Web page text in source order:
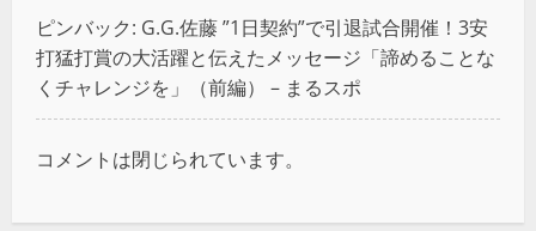
ピンバック: G.G.佐藤 ”1日契約”で引退試合開催！3安
打猛打賞の大活躍と伝えたメッセージ「諦めることな
くチャレンジを」（前編） – まるスポ
コメントは閉じられています。